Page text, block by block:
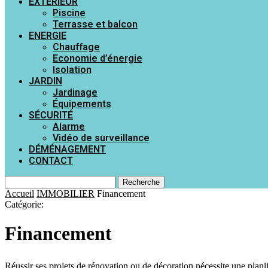
Piscine
Terrasse et balcon
ENERGIE
Chauffage
Economie d’énergie
Isolation
JARDIN
Jardinage
Équipements
SÉCURITÉ
Alarme
Vidéo de surveillance
DÉMÉNAGEMENT
CONTACT
Recherche
Accueil IMMOBILIER Financement
Catégorie:
Financement
Réussir ses projets de rénovation ou de décoration nécessite une